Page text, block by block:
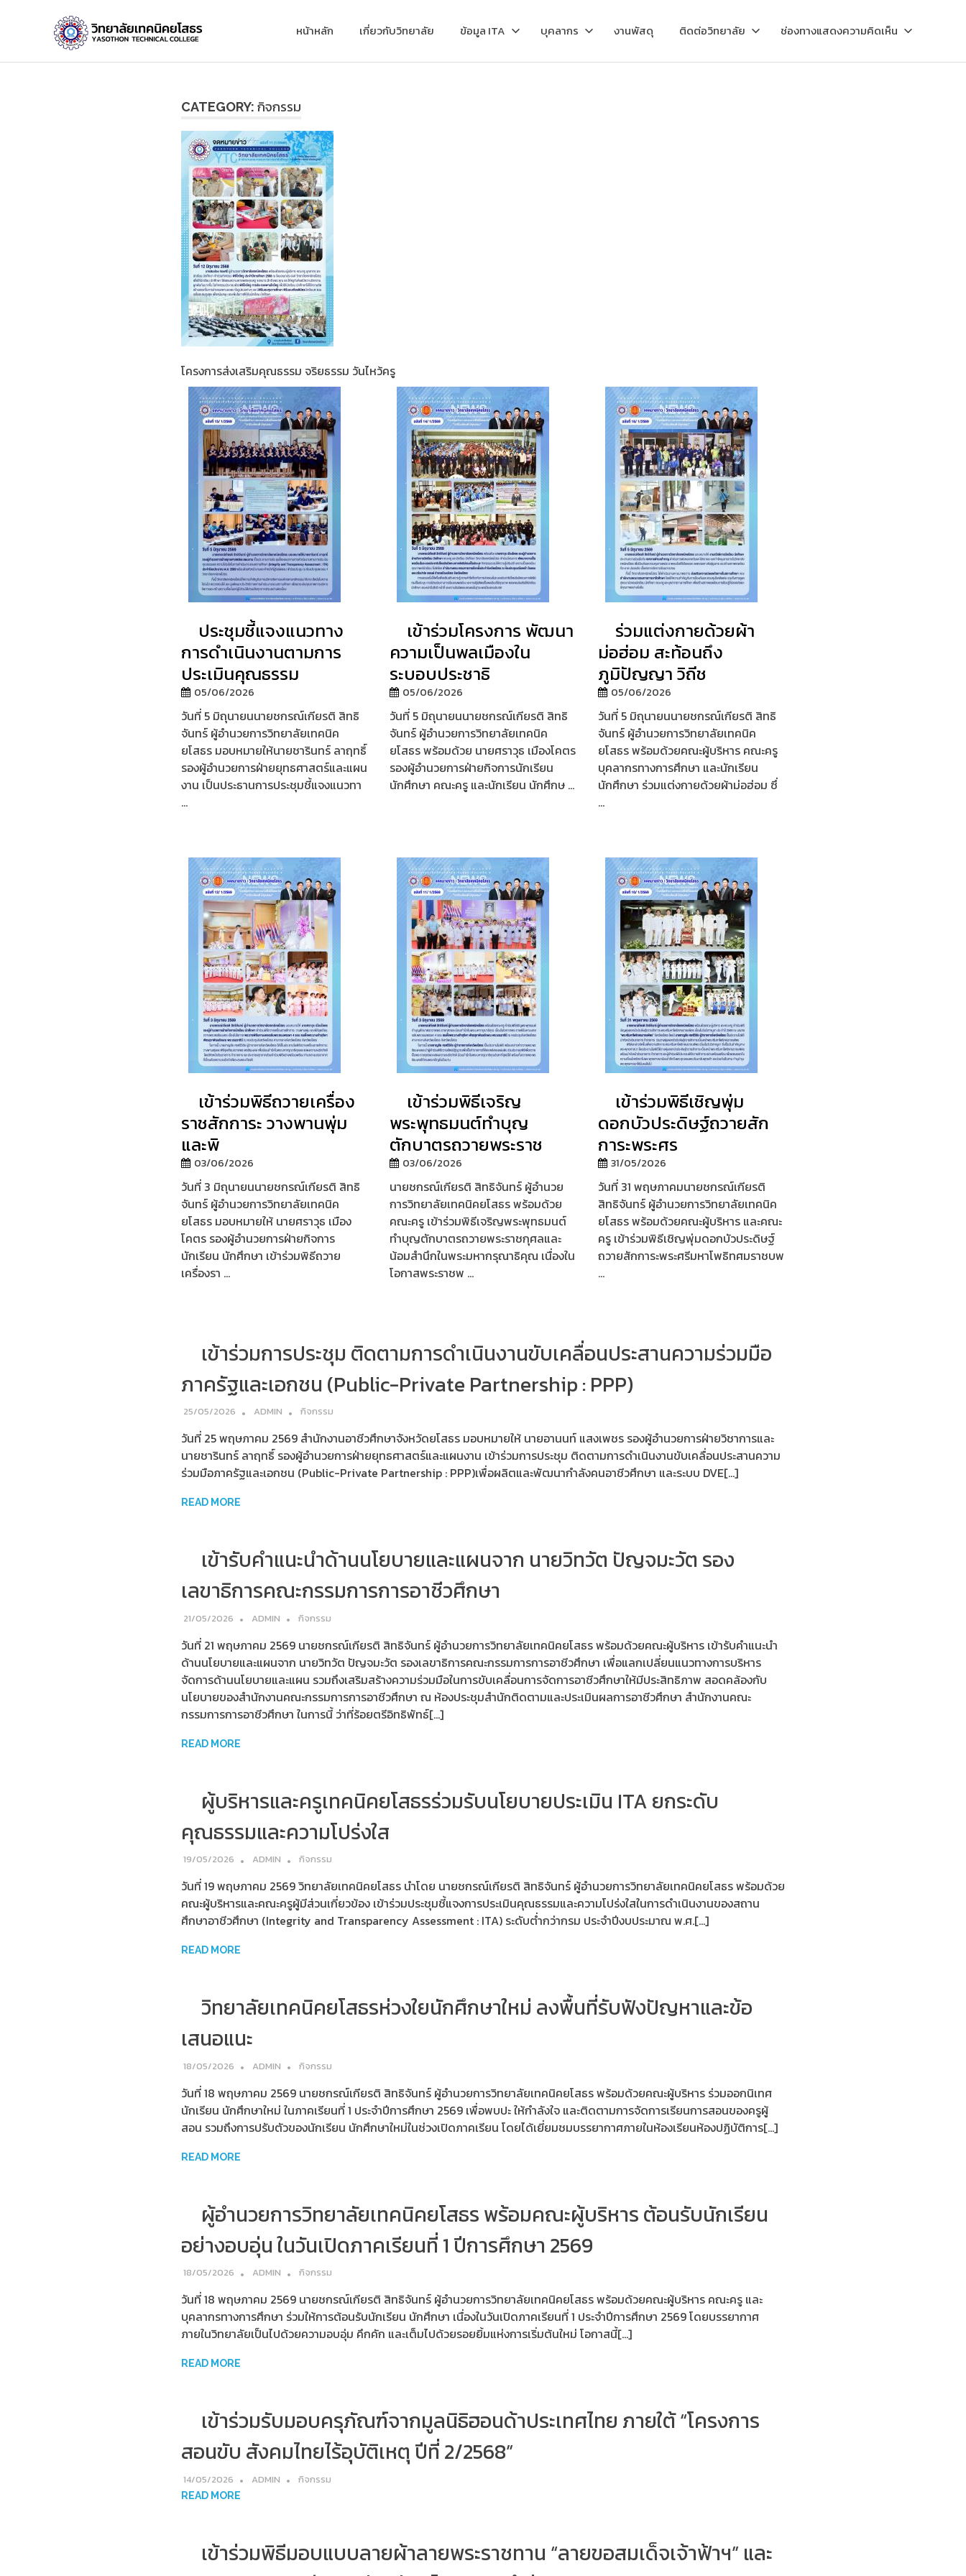
วิทยาลัย
เทคนิค
ยโสธร
หน้าหลัก เกี่ยวกับวิทยาลัย ข้อมูล ITA บุคลากร งานพัสดุ ติดต่อวิทยาลัย ช่องทางแสดงความคิดเห็น
CATEGORY: กิจกรรม
โครงการส่งเสริมคุณธรรม จริยธรรม วันไหว้ครู
ประชุมชี้แจงแนวทาง
การดำเนินงานตามการ
ประเมินคุณธรรม
05/06/2026
วันที่ 5 มิถุนายนนายชกรณ์เกียรติ สิทธิ
จันทร์ ผู้อำนวยการวิทยาลัยเทคนิค
ยโสธร มอบหมายให้นายชารินทร์ ลาฤทธิ์
รองผู้อำนวยการฝ่ายยุทธศาสตร์และแผน
งาน เป็นประธานการประชุมชี้แจงแนวทา
...
เข้าร่วมโครงการ พัฒนา
ความเป็นพลเมืองใน
ระบอบประชาธิ
05/06/2026
วันที่ 5 มิถุนายนนายชกรณ์เกียรติ สิทธิ
จันทร์ ผู้อำนวยการวิทยาลัยเทคนิค
ยโสธร พร้อมด้วย นายศราวุธ เมืองโคตร
รองผู้อำนวยการฝ่ายกิจการนักเรียน
นักศึกษา คณะครู และนักเรียน นักศึกษ ...
ร่วมแต่งกายด้วยผ้า
ม่อฮ่อม สะท้อนถึง
ภูมิปัญญา วิถีช
05/06/2026
วันที่ 5 มิถุนายนนายชกรณ์เกียรติ สิทธิ
จันทร์ ผู้อำนวยการวิทยาลัยเทคนิค
ยโสธร พร้อมด้วยคณะผู้บริหาร คณะครู
บุคลากรทางการศึกษา และนักเรียน
นักศึกษา ร่วมแต่งกายด้วยผ้าม่อฮ่อม ซึ่
...
เข้าร่วมพิธีถวายเครื่อง
ราชสักการะ วางพานพุ่ม
และพิ
03/06/2026
วันที่ 3 มิถุนายนนายชกรณ์เกียรติ สิทธิ
จันทร์ ผู้อำนวยการวิทยาลัยเทคนิค
ยโสธร มอบหมายให้ นายศราวุธ เมือง
โคตร รองผู้อำนวยการฝ่ายกิจการ
นักเรียน นักศึกษา เข้าร่วมพิธีถวาย
เครื่องรา ...
เข้าร่วมพิธีเจริญ
พระพุทธมนต์ทำบุญ
ตักบาตรถวายพระราช
03/06/2026
นายชกรณ์เกียรติ สิทธิจันทร์ ผู้อำนวย
การวิทยาลัยเทคนิคยโสธร พร้อมด้วย
คณะครู เข้าร่วมพิธีเจริญพระพุทธมนต์
ทำบุญตักบาตรถวายพระราชกุศลและ
น้อมสำนึกในพระมหากรุณาธิคุณ เนื่องใน
โอกาสพระราชพ ...
เข้าร่วมพิธีเชิญพุ่ม
ดอกบัวประดิษฐ์ถวายสัก
การะพระศร
31/05/2026
วันที่ 31 พฤษภาคมนายชกรณ์เกียรติ
สิทธิจันทร์ ผู้อำนวยการวิทยาลัยเทคนิค
ยโสธร พร้อมด้วยคณะผู้บริหาร และคณะ
ครู เข้าร่วมพิธีเชิญพุ่มดอกบัวประดิษฐ์
ถวายสักการะพระศรีมหาโพธิทศมราชบพ
...
เข้าร่วมการประชุม ติดตามการดำเนินงานขับเคลื่อนประสานความร่วมมือ
ภาครัฐและเอกชน (Public-Private Partnership : PPP)
25/05/2026 ADMIN กิจกรรม
วันที่ 25 พฤษภาคม 2569 สำนักงานอาชีวศึกษาจังหวัดยโสธร มอบหมายให้ นายอานนท์ แสงเพชร รองผู้อำนวยการฝ่ายวิชาการและ
นายชารินทร์ ลาฤทธิ์ รองผู้อำนวยการฝ่ายยุทธศาสตร์และแผนงาน เข้าร่วมการประชุม ติดตามการดำเนินงานขับเคลื่อนประสานความ
ร่วมมือภาครัฐและเอกชน (Public-Private Partnership : PPP)เพื่อผลิตและพัฒนากำลังคนอาชีวศึกษา และระบบ DVE[…]
READ MORE
เข้ารับคำแนะนำด้านนโยบายและแผนจาก นายวิทวัต ปัญจมะวัต รอง
เลขาธิการคณะกรรมการการอาชีวศึกษา
21/05/2026 ADMIN กิจกรรม
วันที่ 21 พฤษภาคม 2569 นายชกรณ์เกียรติ สิทธิจันทร์ ผู้อำนวยการวิทยาลัยเทคนิคยโสธร พร้อมด้วยคณะผู้บริหาร เข้ารับคำแนะนำ
ด้านนโยบายและแผนจาก นายวิทวัต ปัญจมะวัต รองเลขาธิการคณะกรรมการการอาชีวศึกษา เพื่อแลกเปลี่ยนแนวทางการบริหาร
จัดการด้านนโยบายและแผน รวมถึงเสริมสร้างความร่วมมือในการขับเคลื่อนการจัดการอาชีวศึกษาให้มีประสิทธิภาพ สอดคล้องกับ
นโยบายของสำนักงานคณะกรรมการการอาชีวศึกษา ณ ห้องประชุมสำนักติดตามและประเมินผลการอาชีวศึกษา สำนักงานคณะ
กรรมการการอาชีวศึกษา ในการนี้ ว่าที่ร้อยตรีอิทธิพัทธ์[…]
READ MORE
ผู้บริหารและครูเทคนิคยโสธรร่วมรับนโยบายประเมิน ITA ยกระดับ
คุณธรรมและความโปร่งใส
19/05/2026 ADMIN กิจกรรม
วันที่ 19 พฤษภาคม 2569 วิทยาลัยเทคนิคยโสธร นำโดย นายชกรณ์เกียรติ สิทธิจันทร์ ผู้อำนวยการวิทยาลัยเทคนิคยโสธร พร้อมด้วย
คณะผู้บริหารและคณะครูผู้มีส่วนเกี่ยวข้อง เข้าร่วมประชุมชี้แจงการประเมินคุณธรรมและความโปร่งใสในการดำเนินงานของสถาน
ศึกษาอาชีวศึกษา (Integrity and Transparency Assessment : ITA) ระดับต่ำกว่ากรม ประจำปีงบประมาณ พ.ศ.[…]
READ MORE
วิทยาลัยเทคนิคยโสธรห่วงใยนักศึกษาใหม่ ลงพื้นที่รับฟังปัญหาและข้อ
เสนอแนะ
18/05/2026 ADMIN กิจกรรม
วันที่ 18 พฤษภาคม 2569 นายชกรณ์เกียรติ สิทธิจันทร์ ผู้อำนวยการวิทยาลัยเทคนิคยโสธร พร้อมด้วยคณะผู้บริหาร ร่วมออกนิเทศ
นักเรียน นักศึกษาใหม่ ในภาคเรียนที่ 1 ประจำปีการศึกษา 2569 เพื่อพบปะ ให้กำลังใจ และติดตามการจัดการเรียนการสอนของครูผู้
สอน รวมถึงการปรับตัวของนักเรียน นักศึกษาใหม่ในช่วงเปิดภาคเรียน โดยได้เยี่ยมชมบรรยากาศภายในห้องเรียนห้องปฏิบัติการ[…]
READ MORE
ผู้อำนวยการวิทยาลัยเทคนิคยโสธร พร้อมคณะผู้บริหาร ต้อนรับนักเรียน
อย่างอบอุ่น ในวันเปิดภาคเรียนที่ 1 ปีการศึกษา 2569
18/05/2026 ADMIN กิจกรรม
วันที่ 18 พฤษภาคม 2569 นายชกรณ์เกียรติ สิทธิจันทร์ ผู้อำนวยการวิทยาลัยเทคนิคยโสธร พร้อมด้วยคณะผู้บริหาร คณะครู และ
บุคลากรทางการศึกษา ร่วมให้การต้อนรับนักเรียน นักศึกษา เนื่องในวันเปิดภาคเรียนที่ 1 ประจำปีการศึกษา 2569 โดยบรรยากาศ
ภายในวิทยาลัยเป็นไปด้วยความอบอุ่ม คึกคัก และเต็มไปด้วยรอยยิ้มแห่งการเริ่มต้นใหม่ โอกาสนี้[…]
READ MORE
เข้าร่วมรับมอบครุภัณฑ์จากมูลนิธิฮอนด้าประเทศไทย ภายใต้ “โครงการ
สอนขับ สังคมไทยไร้อุบัติเหตุ ปีที่ 2/2568”
14/05/2026 ADMIN กิจกรรม
READ MORE
เข้าร่วมพิธีมอบแบบลายผ้าลายพระราชทาน “ลายขอสมเด็จเจ้าฟ้าฯ” และ